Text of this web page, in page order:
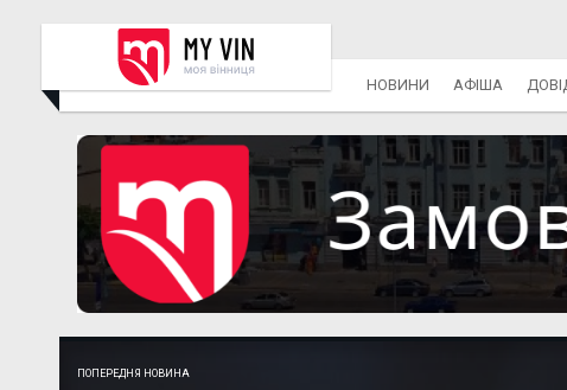
НОВИНИ АФІША
ПОПЕРЕДНЯ НОВИНА